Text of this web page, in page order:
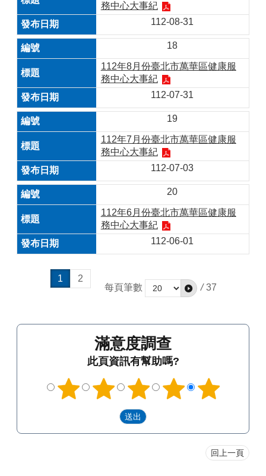
務中心大事紀
112-08-31
18
112年8月份臺北市萬華區健康服
務中心大事紀
112-07-31
19
112年7月份臺北市萬華區健康服
務中心大事紀
112-07-03
20
112年6月份臺北市萬華區健康服
務中心大事紀
112-06-01
1
2
每頁筆數
/ 37
滿意度調查
此頁資訊有幫助嗎?
回上一頁